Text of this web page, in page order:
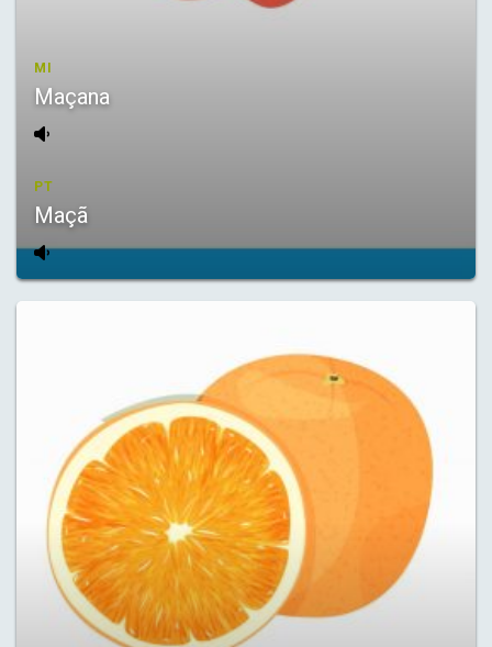
MI
Maçana
PT
Maçã